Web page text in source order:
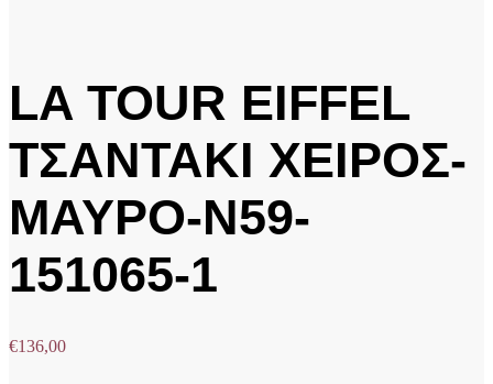
LA TOUR EIFFEL
ΤΣΑΝΤΑΚΙ ΧΕΙΡΟΣ-
ΜΑΥΡΟ-Ν59-
151065-1
€136,00